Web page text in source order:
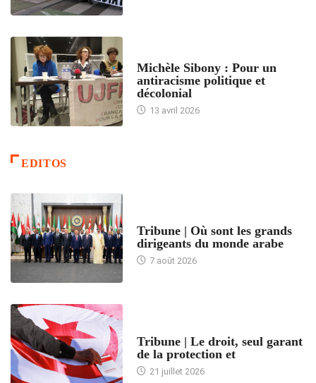
Michèle Sibony : Pour un
antiracisme politique et
décolonial
13 avril 2026
EDITOS
Tribune | Où sont les grands
dirigeants du monde arabe
7 août 2026
Tribune | Le droit, seul garant
de la protection et
21 juillet 2026